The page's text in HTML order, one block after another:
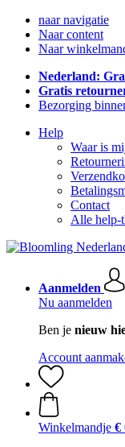
naar navigatie
Naar content
Naar
Nederland:
Gratis
Bezorging
Help
Waar is
Contact
Alle help-
Aanmelden
Nu aanmelden
Ben je nieuw
Account
Winkelmandje €